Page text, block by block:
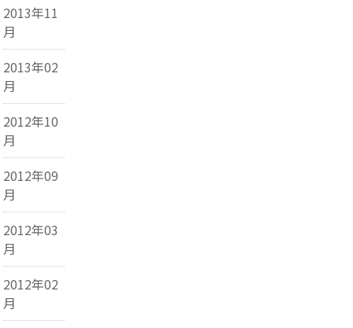
2013年11
月
2013年02
月
2012年10
月
2012年09
月
2012年03
月
2012年02
月